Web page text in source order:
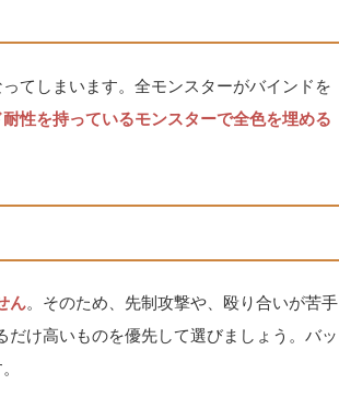
てしまいます。全モンスターがバインドを
性を持っているモンスターで全色を埋める
ん。そのため、先制攻撃や、殴り合いが苦手
け高いものを優先して選びましょう。バッ